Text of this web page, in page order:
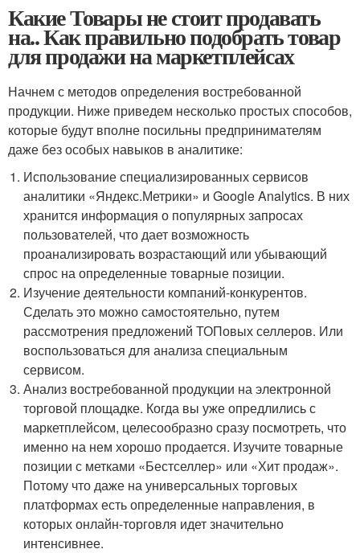
Какие Товары не стоит продавать
на.. Как правильно подобрать товар
для продажи на маркетплейсах
Начнем с методов определения востребованной
продукции. Ниже приведем несколько простых способов,
которые будут вполне посильны предпринимателям
даже без особых навыков в аналитике:
Использование специализированных сервисов
аналитики «Яндекс.Метрики» и Google Analytics. В них
хранится информация о популярных запросах
пользователей, что дает возможность
проанализировать возрастающий или убывающий
спрос на определенные товарные позиции.
Изучение деятельности компаний-конкурентов.
Сделать это можно самостоятельно, путем
рассмотрения предложений ТОПовых селлеров. Или
воспользоваться для анализа специальным
сервисом.
Анализ востребованной продукции на электронной
торговой площадке. Когда вы уже опредлились с
маркетплейсом, целесообразно сразу посмотреть, что
именно на нем хорошо продается. Изучите товарные
позиции с метками «Бестселлер» или «Хит продаж».
Потому что даже на универсальных торговых
платформах есть определенные направления, в
которых онлайн-торговля идет значительно
интенсивнее.